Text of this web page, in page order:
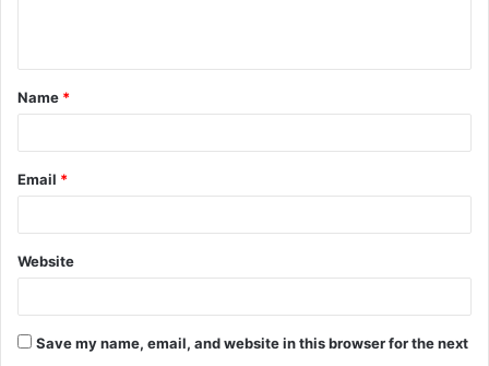
t
*
Name *
Email *
Website
Save my name, email, and website in this browser for the next